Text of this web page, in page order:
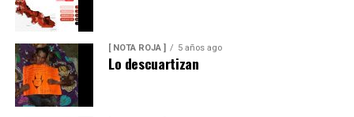
[ NOTA ROJA ] 5 años ago
Lo descuartizan